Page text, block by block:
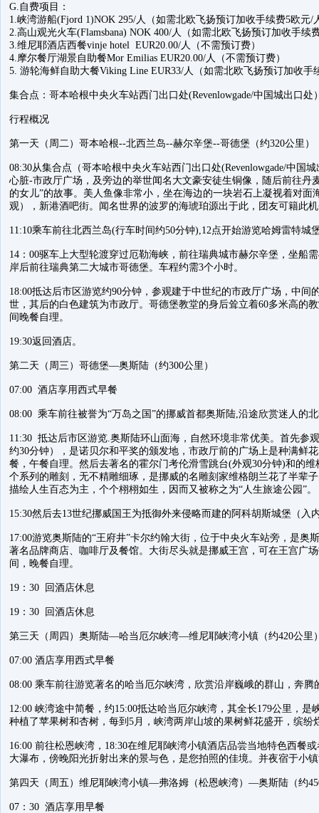
G.自费项目：
1.峡湾游船(Fjord 1)NOK 295/人（如需北欧飞扬预订加收手续费5欧元/
2.高山观光火车(Flamsbana) NOK 400/人（如需北欧飞扬预订加收手续
3.维尼耶酒店西餐vinje hotel EUR20.00/人（不需预订费）
4.摩尔餐厅湖景自助餐Mor Emilias EUR20.00/人（不需预订费）
5. 游轮海鲜自助大餐Viking Line EUR33/人（如需北欧飞扬预订加收手
集合点：哥本哈根中央火车站西门出口处(Revenlowgade/中国城出口处
行程概况
第一天（周二）哥本哈根--北西兰岛--赫尔辛堡--哥德堡（约320公里）
08:30从集合点（哥本哈根中央火车站西门出口处(Revenlowgade/中国
心脏-市政厅广场，及旁边的举世闻名大文豪安徒生铜像，随后前往丹
的女儿”的故事。美人鱼像非常小，坐在海边的一块岩石上凝视着对
观），新港酒吧街。闻名世界的波罗的海琥珀源出于此，团友可籍此
11:10乘车前往北西兰岛(行车时间约50分钟),12点开始游览哈姆雷特城
14：00驱车上大型轮渡穿过厄勒海峡，前往瑞典城市赫尔辛堡，坐船
岸后前往瑞典第二大城市哥德堡。车程约需3个小时。
18:00抵达后市区游览约90分钟，参观建于中世纪的市政厅广场，中
世，其后的白色建筑为市政厅。哥德堡教堂的身后耸立着60多米高的
间晚餐自理。
19:30返回酒店。
第二天（周三）哥德堡—奥斯陆（约300公里）
07:00 酒店享用西式早餐
08:00 乘车前往被誉为“万岛之国”的挪威首都奥斯陆,沿途欣赏迷人的
11:30 抵达后市区游览.奥斯陆环山面海，自然环境非常优美。首先参
约30分钟），是诺贝尔和平奖的颁发地，市政厅前的广场上是种满鲜
餐，午餐自理。然后去著名的霍尔门考伦滑雪跳台(外观30分钟)和的
个系列的雕刻，无不精雕细琢，是挪威的名雕刻家维格朗兰花了半辈
描绘人生百态为主，个个栩栩如生，因而又被称之为“人生旅途公园”。
15:30然后去13世纪挪威国王为抵御外来侵略而建的阿科胡斯城堡（入
17:00游览奥斯陆的“王府井”卡尔约翰大街，位于中央火车站旁，是奥
著名品牌商店、咖啡厅及餐馆。大街尽头就是挪威王宫，可在王宫广
间，晚餐自理。
19：30 回酒店休息
19：30 回酒店休息
第三天（周四）奥斯陆—哈当厄尔峡湾—维尼耶峡湾小镇（约420公里
07:00 酒店享用西式早餐
08:00 乘车前往游览著名的哈当厄尔峡湾，欣赏沿岸巍峨的群山，奔
12:00 峡湾途中简餐，约15:00抵达哈当厄尔峡湾，其全长179公里，
种植了苹果树和杏树，每到5月，峡湾两岸山坡的果树鲜花盛开，缤纷
16:00 前往松恩峡湾，18:30在维尼耶峡湾小镇酒店品尝当地特色西餐
大瀑布，傍晚阳光折射出来的景与色，是您拍照的佳境。并夜宿于小
第四天（周五）维尼耶峡湾小镇—弗洛姆（松恩峡湾）—奥斯陆（约
07：30 酒店享用早餐